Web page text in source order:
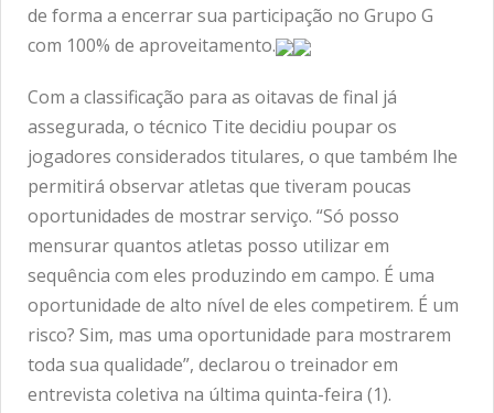
de forma a encerrar sua participação no Grupo G
com 100% de aproveitamento.
Com a classificação para as oitavas de final já
assegurada, o técnico Tite decidiu poupar os
jogadores considerados titulares, o que também lhe
permitirá observar atletas que tiveram poucas
oportunidades de mostrar serviço. “Só posso
mensurar quantos atletas posso utilizar em
sequência com eles produzindo em campo. É uma
oportunidade de alto nível de eles competirem. É um
risco? Sim, mas uma oportunidade para mostrarem
toda sua qualidade”, declarou o treinador em
entrevista coletiva na última quinta-feira (1).